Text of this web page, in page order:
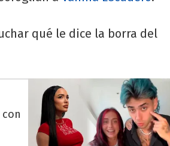
qué le dice la borra del